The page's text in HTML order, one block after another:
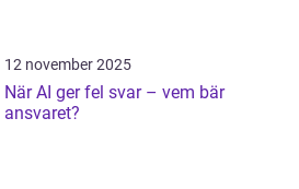
12 november 2025
När AI ger fel svar – vem bär
ansvaret?